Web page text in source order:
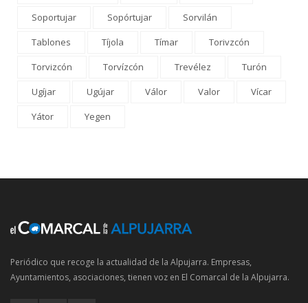
Soportujar
Sopórtujar
Sorvilán
Tablones
Tíjola Tímar
Torivzcón
Torvizcón
Torvízcón Trevélez
Turón
Ugíjar
Ugújar Válor Valor
Vícar
Yátor
Yegen
Periódico que recoge la actualidad de la Alpujarra. Empresas,
Ayuntamientos, asociaciones, tienen voz en El Comarcal de la Alpujarra.